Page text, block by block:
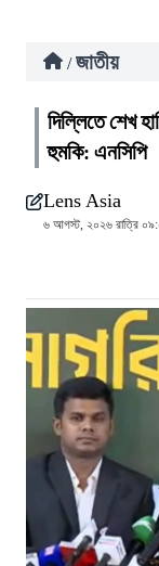
/ জাতীয়
দিল্লিতে শেখ
হুমকি: এনসিপি
Lens Asia
৬ আগস্ট, ২০২৬ রাত্রি